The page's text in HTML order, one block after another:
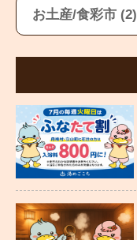
お土産/食彩市 (2)